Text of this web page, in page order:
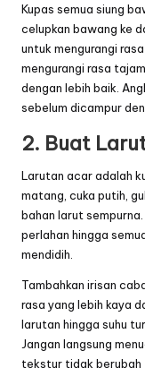
Kupas semua siung
celupkan bawang ke
untuk mengurangi
mengurangi rasa
dengan lebih baik.
sebelum dicampur
2. Buat
Larutan acar adalah
matang, cuka putih,
bahan larut
perlahan hingga
mendidih.
Tambahkan irisan
rasa yang lebih kaya
larutan hingga suhu
Jangan langsung
tekstur tidak berubah